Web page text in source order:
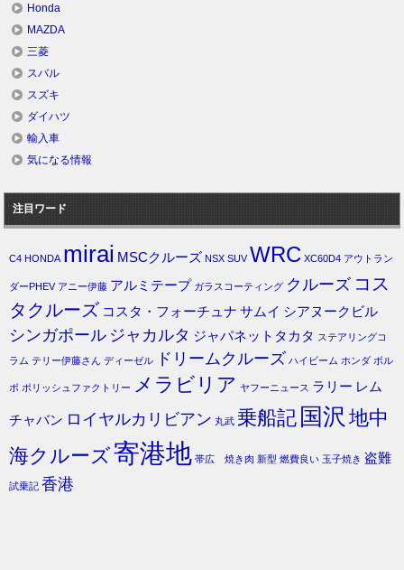
Honda
MAZDA
三菱
スバル
スズキ
ダイハツ
輸入車
気になる情報
注目ワード
C4 HONDA mirai MSCクルーズ NSX SUV WRC XC60D4 アウトラン
ダーPHEV アニー伊藤 アルミテープ ガラスコーティング クルーズ コス
タクルーズ コスタ・フォーチュナ サムイ シアヌークビル
シンガポール ジャカルタ ジャパネットタカタ ステアリングコ
ラム テリー伊藤さん ディーゼル ドリームクルーズ ハイビーム ホンダ ボル
ボ ポリッシュファクトリー メラビリア ヤフーニュース ラリー レム
チャバン ロイヤルカリビアン 丸武 乗船記 国沢 地中
海クルーズ寄港地 帯広 焼き肉 新型 燃費良い 玉子焼き 盗難
試乗記 香港